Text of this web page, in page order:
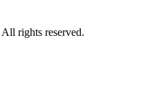
All rights reserved.